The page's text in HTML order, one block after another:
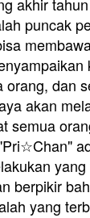
akhir
puncak
orang, dan
akan
semua
berpikir
yang